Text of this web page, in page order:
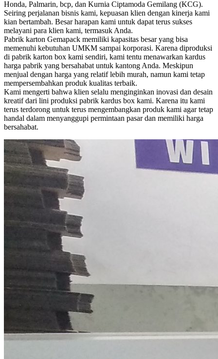
Honda, Palmarin, bcp, dan Kurnia Ciptamoda Gemilang (KCG).
Seiring perjalanan bisnis kami, kepuasan klien dengan kinerja kami
kian bertambah. Besar harapan kami untuk dapat terus sukses
melayani para klien kami, termasuk Anda.
Pabrik karton Gemapack memiliki kapasitas besar yang bisa
memenuhi kebutuhan UMKM sampai korporasi. Karena diproduksi
di pabrik karton box kami sendiri, kami tentu menawarkan kardus
harga pabrik yang bersahabat untuk kantong Anda. Meskipun
menjual dengan harga yang relatif lebih murah, namun kami tetap
mempersembahkan produk kualitas terbaik.
Kami mengerti bahwa klien selalu menginginkan inovasi dan desain
kreatif dari lini produksi pabrik kardus box kami. Karena itu kami
terus terdorong untuk terus mengembangkan produk kami agar tetap
handal dalam menyanggupi permintaan pasar dan memiliki harga
bersahabat.